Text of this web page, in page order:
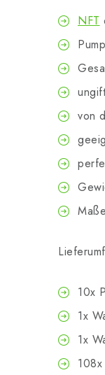
NFT
von
10x
1x
1x